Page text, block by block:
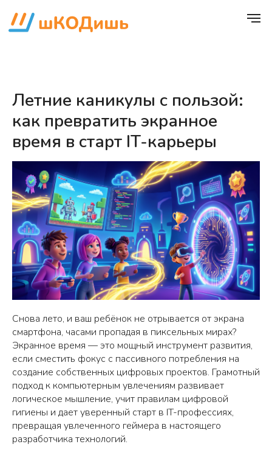
Летние каникулы с пользой:
как превратить экранное
время в старт IT-карьеры
Снова лето, и ваш ребёнок не отрывается от экрана
смартфона, часами пропадая в пиксельных мирах?
Экранное время — это мощный инструмент развития,
если сместить фокус с пассивного потребления на
создание собственных цифровых проектов. Грамотный
подход к компьютерным увлечениям развивает
логическое мышление, учит правилам цифровой
гигиены и дает уверенный старт в IT-профессиях,
превращая увлеченного геймера в настоящего
разработчика технологий.